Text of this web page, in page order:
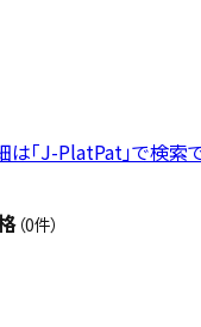
「J-PlatPat」で検索
（0件）